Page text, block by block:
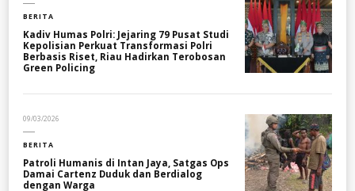
BERITA
Kadiv Humas Polri: Jejaring 79 Pusat Studi
Kepolisian Perkuat Transformasi Polri
Berbasis Riset, Riau Hadirkan Terobosan
Green Policing
09/03/2026
BERITA
Patroli Humanis di Intan Jaya, Satgas Ops
Damai Cartenz Duduk dan Berdialog
dengan Warga